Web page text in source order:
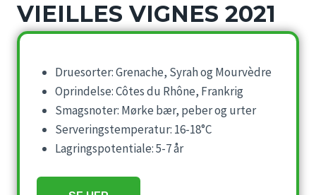
VIEILLES VIGNES 2021
Druesorter: Grenache, Syrah og Mourvèdre
Oprindelse: Côtes du Rhône, Frankrig
Smagsnoter: Mørke bær, peber og urter
Serveringstemperatur: 16-18°C
Lagringspotentiale: 5-7 år